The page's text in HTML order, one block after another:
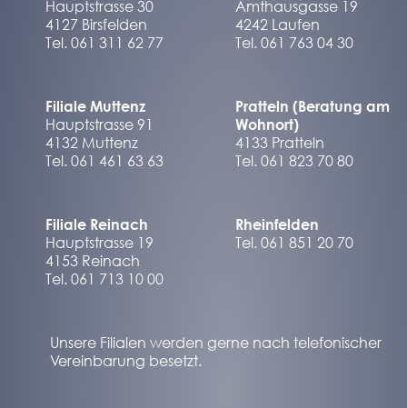
Hauptstrasse 30
4127 Birsfelden
Tel. 061 311 62 77
Amthausgasse 19
4242 Laufen
Tel. 061 763 04 30
Filiale Muttenz
Hauptstrasse 91
4132 Muttenz
Tel. 061 461 63 63
Pratteln (Beratung am
Wohnort)
4133 Pratteln
Tel. 061 823 70 80
Filiale Reinach
Hauptstrasse 19
4153 Reinach
Tel. 061 713 10 00
Rheinfelden
Tel. 061 851 20 70
Unsere Filialen werden gerne nach telefonischer
Vereinbarung besetzt.